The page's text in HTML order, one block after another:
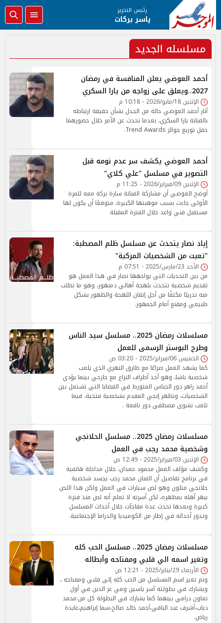
رئيس التحرير
ياسر بركات
مسلسله الجديد
أحمد العوضي يعلن المنافسة في رمضان
2027..ويعلق على زواجه من يارا السكري
الإثنين 18/مايو/2026 - 10:18 م
أثار أحمد العوضي حالة من الجدل بشأن حقيقة ارتباطه
بالفنانة يارا السكري، بعدما تحدث عن الأمر خلال حضورهما
حفل توزيع جوائز Trend Awards.
أحمد العوضي يكشف سر عدم نومه قبل
التصوير في مسلسل "علي كلاي"
الإثنين 09/فبراير/2026 - 11:25 م
أوضح العوضي أن مشاركة الفنانة سارة بركة معه للمرة
الأولى جاءت بسبب موهبتها الكبيرة، متوقعًا أن يكون لها
مستقبل فني واعد خلال الفترة المقبلة
إياد نصار يتحدث عن مسلسل ظلم المصطبة:
"تعبت من الشخصيات المركبة"
الأحد 23/مارس/2025 - 07:51 م
من بين التحديات التي يواجهها نصار في هذا العمل هو
تقديم شخصية تتحدث بلهجة أهالي دمنهور، وهو ما تطلب
منه تدريبًا مكثفًا من أجل إتقان اللهجة والظهور بشكل
طبيعي ومقنع أمام الجمهور.
مسلسلات رمضان 2025.. مسلسل سيد الناس
وطرح البوستر الرسمى للعمل
الخميس 06/فبراير/2025 - 03:20 ص
كما يشهد العمل صراعًا مع طارق النهري الذي يلعب
شخصية باشا، وهو أحد أطراف النزاع مع جارحي بينما يؤدي
أحمد زاهر دور الجباس المتورط في القضايا التي تشتعل بين
الشخصيات، وتظهر إنجي المقدم بشخصية فتحية، فيما
تلعب نشوى مصطفى دور نافعة .
مسلسلات رمضان 2025.. مسلسل الحلانجي
وشخصية محمد رجب في العمل
الإثنين 03/فبراير/2025 - 12:49 ص
وكشف مؤلف العمل محمود حمدان، خلال مداخلة هاتفية
في برنامج تفاصيل أن الفنان محمد رجب يجسد شخصية
حلانجي متلون وهو لص سيارات في العمل ولكن هذا اللص
يبهر أهله بمظهره، لكن أسرته لا تعلم أنه لص منذ فترة
كبيرة وبعدها تحدث عدة مفاجآت خلال أحداث المسلسل
وتدور أحداثه في إطار من الكوميديا والدراما الإجتماعية.
مسلسلات رمضان 2025.. مسلسل الحب كله
وتغير اسمه الي قلبي ومفتاحه وأبطاله
الأربعاء 29/يناير/2025 - 12:21 ص
وتم تغير اسم المسلسل من الحب كله إلى قلبي ومفتاحه ،
ويشارك في بطولته آسر ياسين ومي عز الدين في أول
تعاون درامي بينهما كما يشارك في البطولة كل من:محمد
دياب،أشرف عبد الباقي،أحمد خالد صالح،سما إبراهيم،عايدة
رياض.